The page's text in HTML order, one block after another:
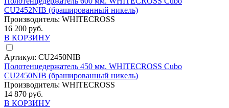
CU2452NIB (брашированный никель)
Производитель: WHITECROSS
16 200 руб.
В КОРЗИНУ
Артикул: CU2450NIB
Полотенцедержатель 450 мм. WHITECROSS Cubo
CU2450NIB (брашированный никель)
Производитель: WHITECROSS
14 870 руб.
В КОРЗИНУ